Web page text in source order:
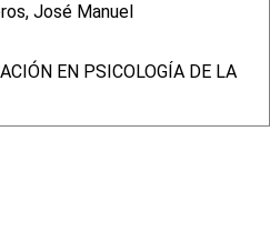
José Manuel
EN PSICOLOGÍA DE LA